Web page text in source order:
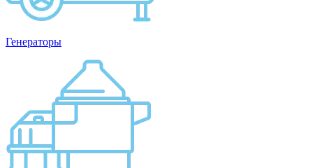
Генераторы